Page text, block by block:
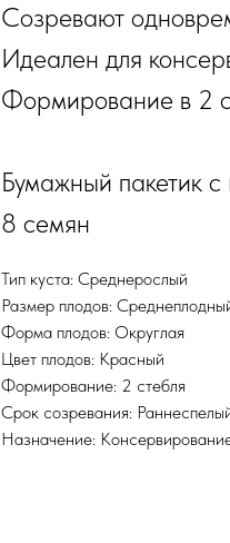
Созревают
Идеален для
Формирование в 2
Бумажный пакетик с
8 семян
Тип куста: Среднерослый
Размер плодов:
Форма плодов: Округлая
Цвет плодов: Красный
Формирование: 2 стебля
Срок созревания:
Назначение: